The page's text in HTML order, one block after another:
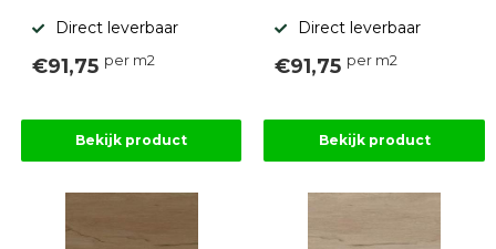
Direct leverbaar
€91,75 per m2
Bekijk product
Direct leverbaar
€91,75 per m2
Bekijk product